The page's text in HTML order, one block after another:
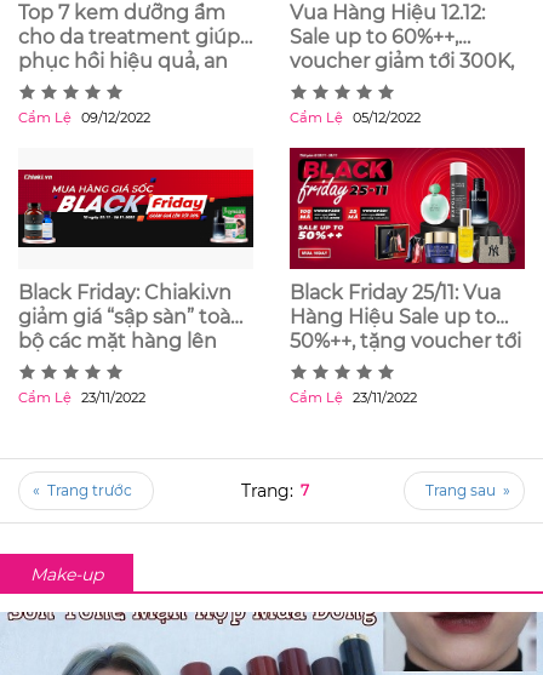
Top 7 kem dưỡng ẩm
cho da treatment giúp
phục hồi hiệu quả, an
toàn
Cẩm Lệ 09/12/2022
Vua Hàng Hiệu 12.12:
Sale up to 60%++,
voucher giảm tới 300K,
freeship 0Đ
Cẩm Lệ 05/12/2022
Black Friday: Chiaki.vn
giảm giá “sập sàn” toàn
bộ các mặt hàng lên
đến 30%
Cẩm Lệ 23/11/2022
Black Friday 25/11: Vua
Hàng Hiệu Sale up to
50%++, tặng voucher tới
250K siêu hấp dẫn
Cẩm Lệ 23/11/2022
« 7 »
Make-up